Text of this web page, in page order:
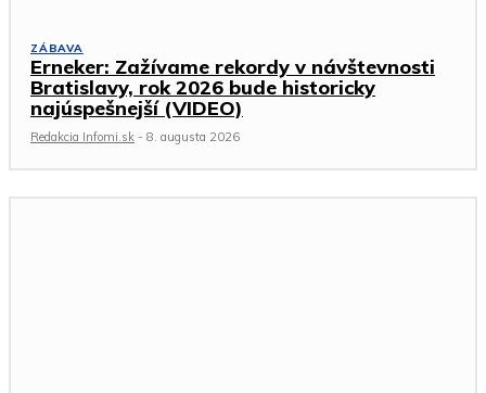
ZÁBAVA
Erneker: Zažívame rekordy v návštevnosti
Bratislavy, rok 2026 bude historicky
najúspešnejší (VIDEO)
Redakcia Infomi.sk - 8. augusta 2026